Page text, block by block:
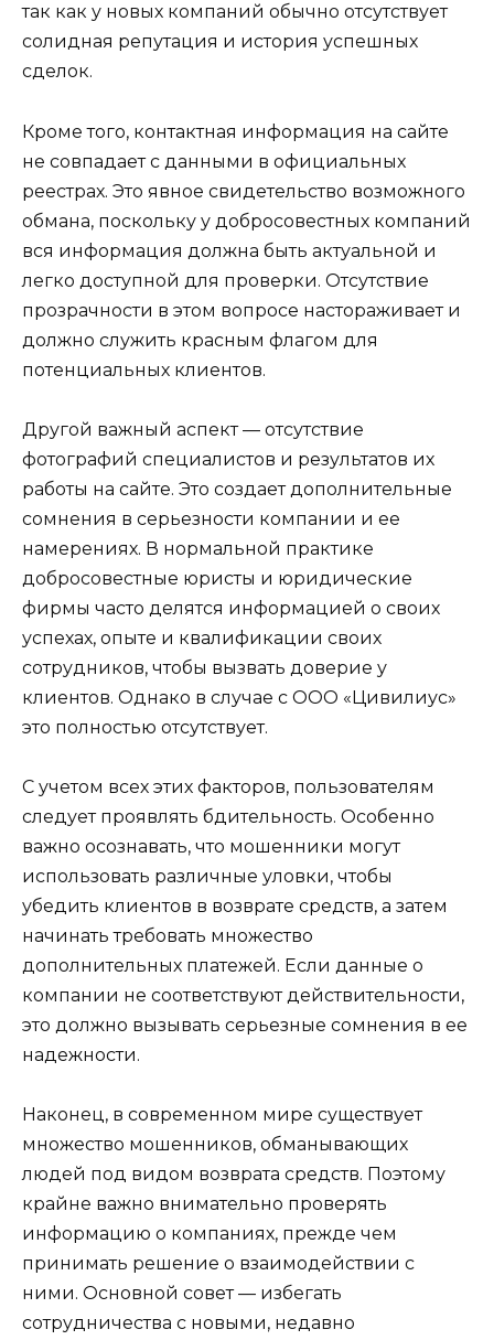
так как у новых компаний обычно отсутствует
солидная репутация и история успешных
сделок.
Кроме того, контактная информация на сайте
не совпадает с данными в официальных
реестрах. Это явное свидетельство возможного
обмана, поскольку у добросовестных компаний
вся информация должна быть актуальной и
легко доступной для проверки. Отсутствие
прозрачности в этом вопросе настораживает и
должно служить красным флагом для
потенциальных клиентов.
Другой важный аспект — отсутствие
фотографий специалистов и результатов их
работы на сайте. Это создает дополнительные
сомнения в серьезности компании и ее
намерениях. В нормальной практике
добросовестные юристы и юридические
фирмы часто делятся информацией о своих
успехах, опыте и квалификации своих
сотрудников, чтобы вызвать доверие у
клиентов. Однако в случае с ООО «Цивилиус»
это полностью отсутствует.
С учетом всех этих факторов, пользователям
следует проявлять бдительность. Особенно
важно осознавать, что мошенники могут
использовать различные уловки, чтобы
убедить клиентов в возврате средств, а затем
начинать требовать множество
дополнительных платежей. Если данные о
компании не соответствуют действительности,
это должно вызывать серьезные сомнения в ее
надежности.
Наконец, в современном мире существует
множество мошенников, обманывающих
людей под видом возврата средств. Поэтому
крайне важно внимательно проверять
информацию о компаниях, прежде чем
принимать решение о взаимодействии с
ними. Основной совет — избегать
сотрудничества с новыми, недавно